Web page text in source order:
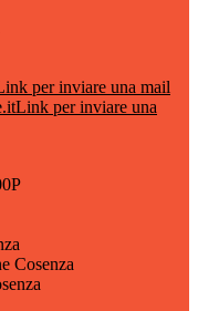
per inviare una mail
Link per inviare una
Cosenza